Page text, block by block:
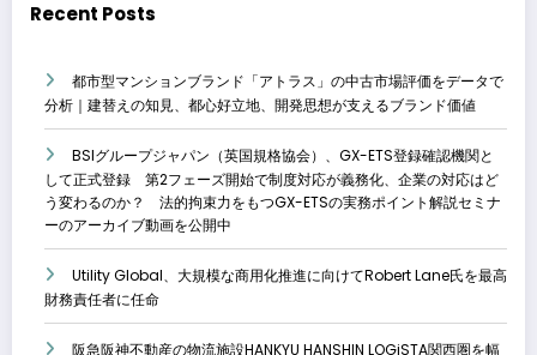
Recent Posts
都市型マンションブランド「アトラス」の中古市場評価をデータで
分析｜建替えの知見、都心好立地、開発思想が支えるブランド価値
BSIグループジャパン（英国規格協会）、GX-ETS登録確認機関と
して正式登録 第2フェーズ開始で制度対応が義務化、企業の対応はど
う変わるのか？ 法的拘束力をもつGX-ETSの実務ポイント解説セミナ
ーのアーカイブ動画を公開中
Utility Global、大規模な商用化推進に向けてRobert Lane氏を最高
財務責任者に任命
阪急阪神不動産の物流施設HANKYU HANSHIN LOGiSTA関西圏を幅